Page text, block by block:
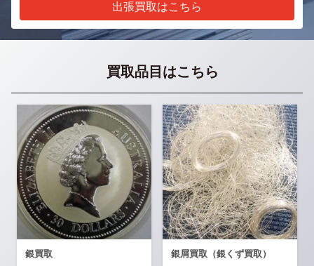
出張買取はこちら
買取品目はこちら
銀買取 銀屑買取（銀くず買取）